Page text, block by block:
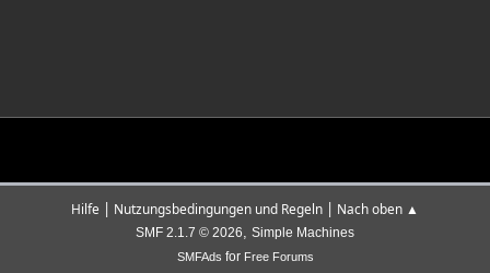
Hilfe | Nutzungsbedingungen und Regeln | Nach oben ▲
SMF 2.1.7 © 2026, Simple Machines
SMFAds for Free Forums